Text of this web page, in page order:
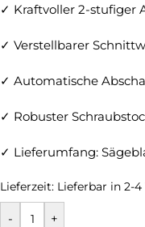
✓ Kraftvoller 2-stufiger
✓ Verstellbarer
✓ Automatische
✓ Robuster
✓ Lieferumfang:
Lieferzeit: Lieferbar in 2-
- +